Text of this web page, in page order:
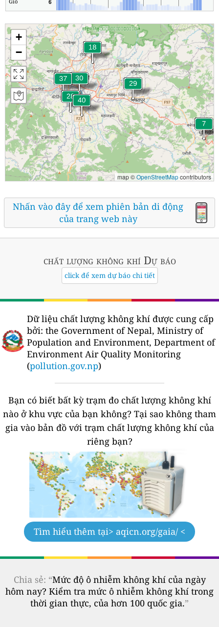
6
+
−
map ©OpenStreetMapcontributors
Nhấn vào đây để xem phiên bản di động
của trang web này
chất lượng không khí Dự báo
click để xem dự báo chi tiết
Dữ liệu chất lượng không khí được cung cấp
bởi: the Government of Nepal, Ministry of
Population and Environment, Department of
Environment Air Quality Monitoring
(pollution.gov.np)
Bạn có biết bất kỳ trạm đo chất lượng không khí
nào ở khu vực của bạn không? Tại sao không tham
gia vào bản đồ với trạm chất lượng không khí của
riêng bạn?
Tìm hiểu thêm tại> aqicn.org/gaia/ <
Chia sẻ: “Mức độ ô nhiễm không khí của ngày
hôm nay? Kiểm tra mức ô nhiễm không khí trong
thời gian thực, của hơn 100 quốc gia.”